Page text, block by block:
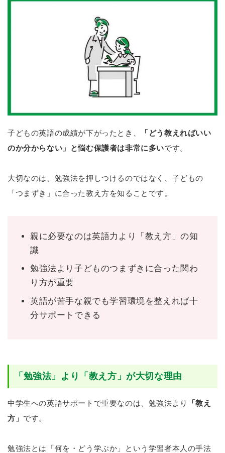
子どもの英語の成績が下がったとき、
「どう教えればいい
のか分からない」と悩む保護者は非常に多いです。
大切なのは、勉強法を押しつけるのではなく、子どもの
「つまずき」に合った教え方を知ることです。
親に必要なのは英語力より「教え方」の知
識
勉強法より子どものつまずきに合った関わ
り方が重要
英語が苦手な親でも学習環境を整えれば十
分サポートできる
「勉強法」より「教え方」が大切な理由
中学生への英語サポートで重要なのは、勉強法より
「教え
方」 です。
勉強法とは「何を・どう学ぶか」という学習者本人の手法